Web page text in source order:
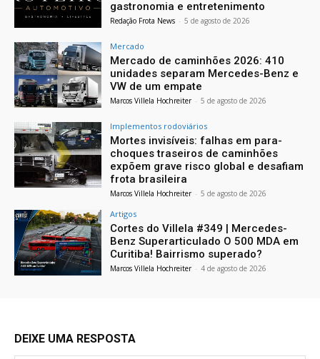
gastronomia e entretenimento
Redação Frota News - 5 de agosto de 2026
Mercado
Mercado de caminhões 2026: 410
unidades separam Mercedes-Benz e
VW de um empate
Marcos Villela Hochreiter - 5 de agosto de 2026
Implementos rodoviários
Mortes invisíveis: falhas em para-
choques traseiros de caminhões
expõem grave risco global e desafiam
frota brasileira
Marcos Villela Hochreiter - 5 de agosto de 2026
Artigos
Cortes do Villela #349 | Mercedes-
Benz Superarticulado O 500 MDA em
Curitiba! Bairrismo superado?
Marcos Villela Hochreiter - 4 de agosto de 2026
DEIXE UMA RESPOSTA